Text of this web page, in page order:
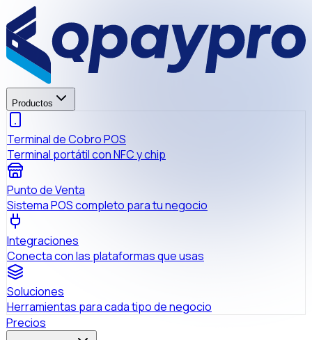
Productos
Terminal de Cobro POS
Terminal portátil con NFC y chip
Punto de Venta
Sistema POS completo para tu negocio
Integraciones
Conecta con las plataformas que usas
Soluciones
Herramientas para cada tipo de negocio
Precios